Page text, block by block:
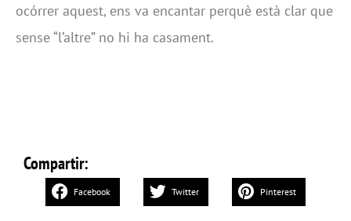
ocórrer aquest, ens va encantar perquè està clar que
sense “l’altre” no hi ha casament.
Compartir:
Facebook Twitter Pinterest